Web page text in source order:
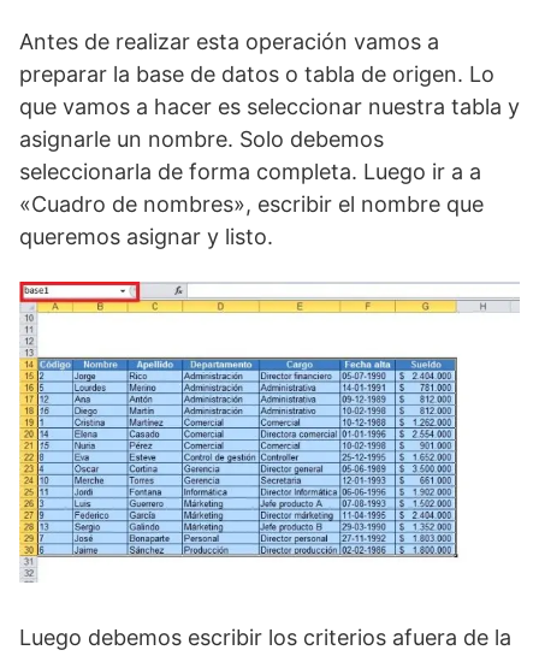
Antes de realizar esta operación vamos a
preparar la base de datos o tabla de origen. Lo
que vamos a hacer es seleccionar nuestra tabla y
asignarle un nombre. Solo debemos
seleccionarla de forma completa. Luego ir a a
«Cuadro de nombres», escribir el nombre que
queremos asignar y listo.
Luego debemos escribir los criterios afuera de la